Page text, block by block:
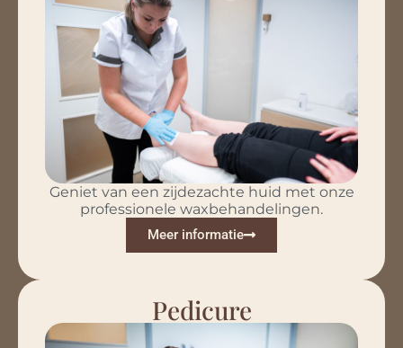
Geniet van een zijdezachte huid met onze
professionele waxbehandelingen.
Meer informatie
Pedicure